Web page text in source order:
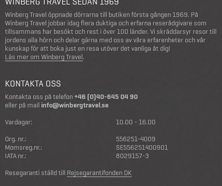
Winberg Travel öppnade dörrarna till butiken första gången 1969. På
Winberg Travel jobbar idag flera duktiga och erfarna reserådgivare som
tillsammans har besökt och rest i över 100 länder. Vi skräddarsyr resor till
jordens alla hörn och delar gärna med oss av våra erfarenheter och vår
kunskap för att boka just en resa utöver det vanliga åt dig!
Läs mer om Winberg Travel.
KONTAKTA OSS
Kontakta oss på telefon+46 (0)40-645 04 90
eller på mail info@winbergtravel.se
Vardagar:
10.00 - 16.00
Org. nr.:
556251-4009
Momsreg.nr.:
SE556251400901
IATA nr.:
8029157-3
Resegaranti ställd till Rejsegarantifonden DK